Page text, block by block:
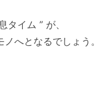
タイム ” が、
へとなるでしょう。